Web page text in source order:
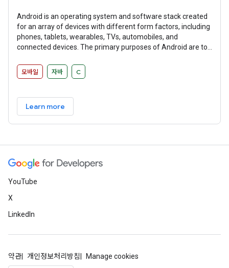
Android is an operating system and software stack created
for an array of devices with different form factors, including
phones, tablets, wearables, TVs, automobiles, and
connected devices. The primary purposes of Android are to
developers to make their ideas a reality and to provide a
successful, real-world product that improves the mobile
모바일 자바 C
Learn more
YouTube
X
LinkedIn
약관 개인정보처리방침 Manage cookies